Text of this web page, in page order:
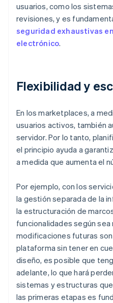
usuarios, como los
revisiones, y es
seguridad exhaustivas
electrónico.
Flexibilidad y
En los marketplaces, a
usuarios activos, también
servidor. Por lo tanto,
el principio ayuda a
a medida que aumenta el
Por ejemplo, con los
la gestión separada de la
la estructuración de
funcionalidades según
modificaciones futuras
plataforma sin tener en
diseño, es posible que
adelante, lo que hará
sistemas y estructuras
las primeras etapas es